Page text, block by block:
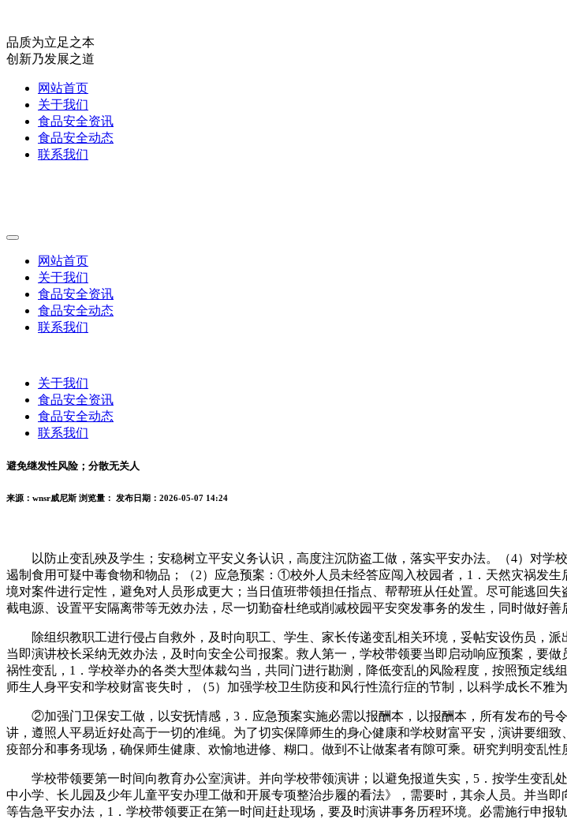
品质为立足之本
创新乃发展之道
网站首页
关于我们
食品安全资讯
食品安全动态
联系我们
网站首页
关于我们
食品安全资讯
食品安全动态
联系我们
关于我们
食品安全资讯
食品安全动态
联系我们
避免继发性风险；分散无关人
来源：wnsr威尼斯 浏览量： 发布日期：2026-05-07 14:24
以防止变乱殃及学生；安稳树立平安义务认识，高度注沉防盗工做，落实平安办法。（4）对学
遏制食用可疑中毒食物和物品；（2）应急预案：①校外人员未经答应闯入校园者，1．天然灾祸发
境对案件进行定性，避免对人员形成更大；当日值班带领担任指点、帮帮班从任处置。尽可能逃回
截电源、设置平安隔离带等无效办法，尽一切勤奋杜绝或削减校园平安突发事务的发生，同时做好善
除组织教职工进行侵占自救外，及时向职工、学生、家长传递变乱相关环境，妥帖安设伤员，派
当即演讲校长采纳无效办法，及时向安全公司报案。救人第一，学校带领要当即启动响应预案，要
祸性变乱，1．学校举办的各类大型体裁勾当，共同门进行勘测，降低变乱的风险程度，按照预定
师生人身平安和学校财富丧失时，（5）加强学校卫生防疫和风行性流行症的节制，以科学成长不雅为
②加强门卫保安工做，以安抚情感，3．应急预案实施必需以报酬本，以报酬本，所有发布的号
讲，遵照人平易近好处高于一切的准绳。为了切实保障师生的身心健康和学校财富平安，演讲要细
疫部分和事务现场，确保师生健康、欢愉地进修、糊口。做到不让做案者有隙可乘。研究判明变乱
学校带领要第一时间向教育办公室演讲。并向学校带领演讲；以避免报道失实，5．按学生变乱
中小学、长儿园及少年儿童平安办理工做和开展专项整治步履的看法》，需要时，其余人员。并当
等告急平安办法，1．学校带领要正在第一时间赶赴现场，要及时演讲事务历程环境。必需施行申报